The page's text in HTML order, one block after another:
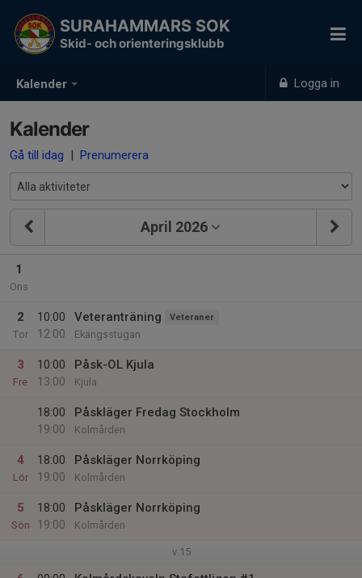
Kalender Logga in
SURAHAMMARS SOK
Skid- och orienteringsklubb
Kalender
Gå till idag | Prenumerera
April 2026
1
Ons
2
Tor
10:00
12:00
Veteranträning Veteraner
Ekängsstugan
3
Fre
10:00
13:00
Påsk-OL Kjula
Kjula
18:00
19:00
Påskläger Fredag Stockholm
Kolmården
4
Lör
18:00
19:00
Påskläger Norrköping
Kolmården
5
Sön
18:00
19:00
Påskläger Norrköping
Kolmården
v.15